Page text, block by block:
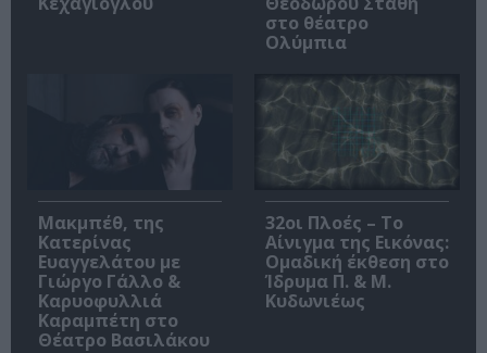
στο θέατρο
Ολύμπια
Μακμπέθ, της
Κατερίνας
Ευαγγελάτου με
Γιώργο Γάλλο &
Καρυοφυλλιά
Καραμπέτη στο
Θέατρο Βασιλάκου
32οι Πλοές – Το
Αίνιγμα της Εικόνας:
Ομαδική έκθεση στο
Ίδρυμα Π. & Μ.
Κυδωνιέως